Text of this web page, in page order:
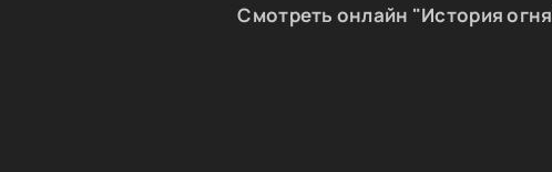
Смотреть онлайн "История